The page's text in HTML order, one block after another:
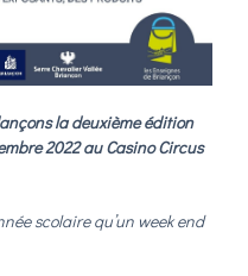
la deuxième édition
2022 au Casino Circus
scolaire qu’un week end